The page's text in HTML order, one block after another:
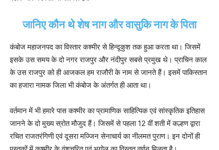
जानिए कौन थे शेष नाग और वासुकि नाग के पिता
कंबोज महाजनपद का विस्तार कश्मीर से हिन्दूकुश तक हुआ करता था। जिसमें
इसके उस समय के दो नगर राजपुर और नंदीपुर सबसे प्रमुख थे। प्राचिन काल
के उस राजपुर को ही आजकल हम राजौरी के नाम से जानते हैं। इसमें पाकिस्तान
का हजारा नामक जिला भी कंबोज के अंतर्गत ही आता था।
वर्तमान में भी हमारे पास कश्मीर का प्रामाणिक साहित्यिक एवं सांस्कृतिक इतिहास
जानने के दो मुख्य स्रोत मौजुद हैं। जिसमें से पहला 12 वीं शती में कल्हण द्वारा
रचित राजतरंगिणी एवं दूसरा मज्जिन सेनाचार्य का नीलमत पुराण। इन दोनों ही